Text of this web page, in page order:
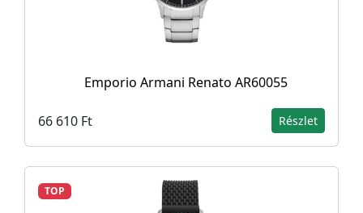
Emporio Armani Renato AR60055
66 610 Ft Részlet
TOP